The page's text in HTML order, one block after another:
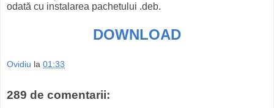
odată cu instalarea pachetului .deb.
DOWNLOAD
Ovidiu la 01:33
289 de comentarii: